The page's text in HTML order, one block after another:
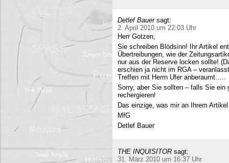
Detlef Bauer sagt:
2. April 2010 um 22:03 Uhr
Herr Gotzen,
Sie schreiben Blödsinn! Ihr Artikel
Übertreibungen, wie der
nur aus der Reserve locken sollte!
erschien ja nicht im RGA –
Treffen mit Herrn Ufer anberaumt…..
Sorry, aber Sie sollten – falls Sie ein
rechergieren!
Das einzige, was mir an Ihrem
MfG
Detlef Bauer
THE INQUISITOR sagt:
31. März 2010 um 16:37 Uhr